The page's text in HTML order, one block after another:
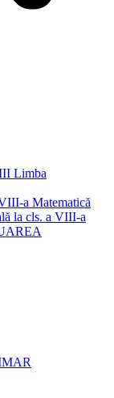
Limba
a Matematică
la cls. a VIII-a